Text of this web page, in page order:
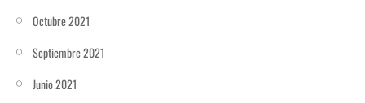
Octubre 2021
Septiembre 2021
Junio 2021